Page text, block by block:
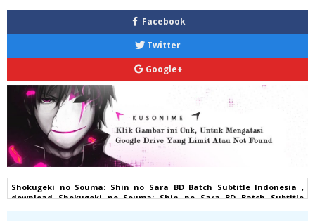
Facebook
Twitter
Google+
Shokugeki no Souma: Shin no Sara BD Batch Subtitle Indonesia ,
download Shokugeki no Souma: Shin no Sara BD Batch Subtitle